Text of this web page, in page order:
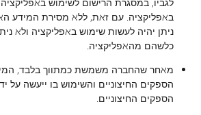
באפליקציה. עם זאת, ללא מסירת המידע
ניתן יהיה לעשות שימוש באפליקציה ולא
כלשהם מהאפליקציה.
מאחר שהחברה משמשת כמתווך בלבד,
הספקים החיצוניים והשימוש בו ייעשה על
הספקים החיצוניים.